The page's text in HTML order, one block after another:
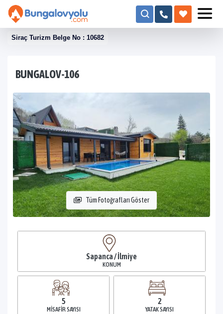
Siraç Turizm Belge No : 10682
BUNGALOV-106
Tüm Fotoğrafları Göster
Sapanca / İlmiye
KONUM
5
MISAFIR SAYISI
2
YATAK SAYISI